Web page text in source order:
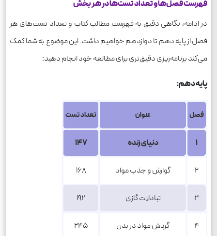
فهرست فصل‌ها و تعداد تست‌ها در هر بخش
در ادامه، نگاهی دقیق به فهرست مطالب کتاب و تعداد تست‌های هر
فصل از پایه دهم تا دوازدهم خواهیم داشت. این موضوع به شما کمک
می‌کند برنامه‌ریزی دقیق‌تری برای مطالعه خود انجام دهید:
پایه دهم:
فصل عنوان تعداد تست
1 دنیای زنده 147
2 گوارش و جذب مواد 168
3 تبادلات گازی 192
4 گردش مواد در بدن 245